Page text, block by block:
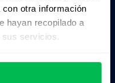
otra información
hayan recopilado a
sus servicios.